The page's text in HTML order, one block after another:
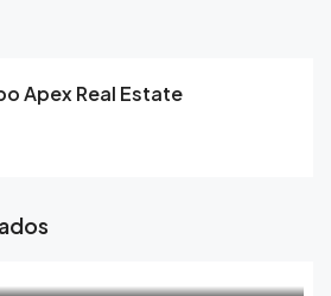
Apex Real Estate